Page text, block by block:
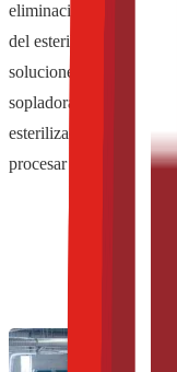
eliminación de la
del esterilizador
soluciones en bloque
sopladora para el
esterilización seca con
procesar las tapas